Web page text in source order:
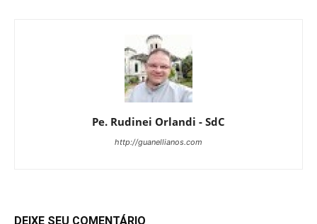
Pe. Rudinei Orlandi - SdC
http://guanellianos.com
DEIXE SEU COMENTÁRIO